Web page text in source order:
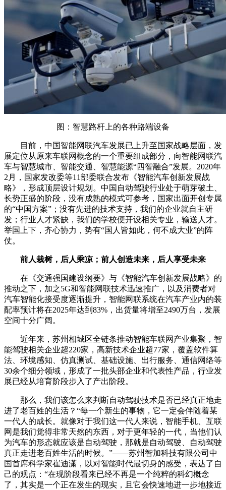
图：智慧路杆上的各种路端设备
目前，中国智能网联汽车发展已上升至国家战略层面，发
展定位从原来车联网概念的一个重要组成部分，向智能网联汽
车与智慧城市、智能交通、智慧能源“四智融合”发展。2020年
2月，国家发改委等11部委联合发布《智能汽车创新发展战
略》，形成顶层设计规划。中国自动驾驶行业处于萌芽破土、
长势正盛的阶段，没有成熟的模式可参考，国家出面开创专属
的“中国方案”；没有先进的技术支持，我们的企业就自主研
发；行业人才紧缺，我们的学校便开设相关专业，输送人才。
举国上下，齐心协力，势有“国人皆如此，何不成大业”的阵
仗。
前人栽树，后人乘凉；前人创造未来，后人享受未来
在《交通强国建设纲要》与《智能汽车创新发展战略》的
推动之下，加之5G和智能网联技术迅速推广，以及消费者对
汽车智能化接受度逐渐提升，智能网联系统在汽车产业内的装
配率预计将在2025年达到83%，出货量将增至2490万台，发展
空间十分广阔。
近年来，苏州相城区全链条推动智能车联网产业集聚，智
能驾驶相关企业超220家，高新技术企业超77家，覆盖软件算
法、环境感知、仿真测试、基础设施、出行服务、通信网络等
30余个细分领域，形成了一批头部企业和代表性产品，行业发
展已经从培育阶段步入了产出阶段。
那么，我们该怎么来判断自动驾驶技术是否已经真正地走
进了老百姓的生活？“每一个新生的事物，它一定会伴随着某
一代人的成长。就像对于我们这一代人来说，智能手机、互联
网是我们觉得非常天然的东西，对于更年轻的一代，当他们认
为汽车的形态就应该是自动驾驶，那就是自动驾驶、自动驾驶
真正走进老百姓生活的时候。”——苏州智加科技有限公司中
国首席科学家崔迪潇，以对智能时代最切身的感受，表达了自
己的观点：“在现阶段看来已经不再是一个纯粹的科幻概念
了，其实是一个正在发生的现实，且它会快速地进一步地接近